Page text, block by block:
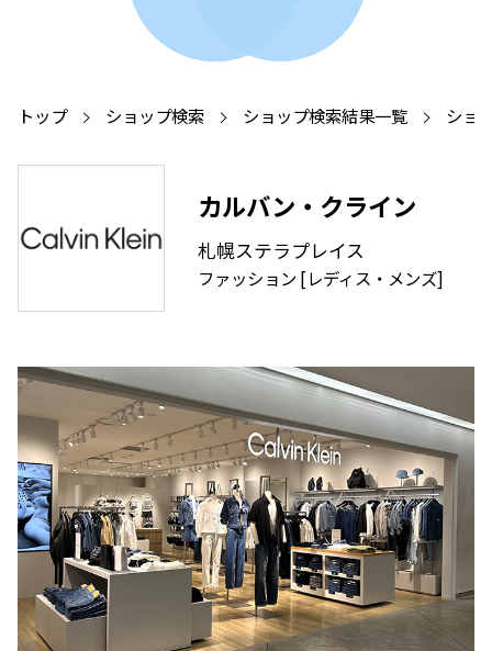
トップ ショップ検索 ショップ検索結果一覧 ショ
カルバン・クライン
札幌ステラプレイス
ファッション [レディス・メンズ]